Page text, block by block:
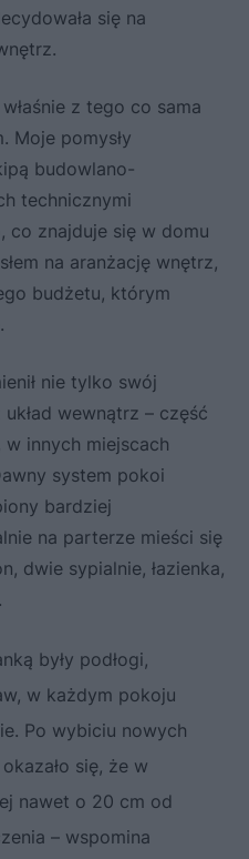
się na
z tego co sama
Moje pomysły
budowlano-
technicznymi
co znajduje się w domu
na aranżację wnętrz,
budżetu, którym
nie tylko swój
wewnątrz – część
w innych miejscach
system pokoi
bardziej
na parterze mieści się
dwie sypialnie, łazienka,
były podłogi,
w każdym pokoju
Po wybiciu nowych
się, że w
nawet o 20 cm od
– wspomina